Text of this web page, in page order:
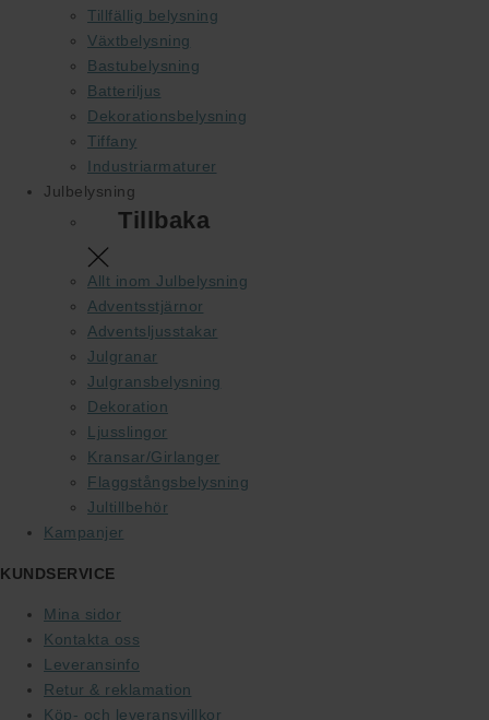
Tillfällig belysning
Växtbelysning
Bastubelysning
Batteriljus
Dekorationsbelysning
Tiffany
Industriarmaturer
Julbelysning
Tillbaka
Allt inom Julbelysning
Adventsstjärnor
Adventsljusstakar
Julgranar
Julgransbelysning
Dekoration
Ljusslingor
Kransar/Girlanger
Flaggstångsbelysning
Jultillbehör
Kampanjer
KUNDSERVICE
Mina sidor
Kontakta oss
Leveransinfo
Retur & reklamation
Köp- och leveransvillkor